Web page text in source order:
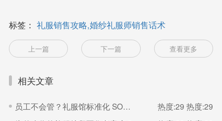
标签： 礼服销售攻略,婚纱礼服师销售话术
上一篇 下一篇 查看更多
相关文章
员工不会管？礼服馆标准化 SOP 直接抄 热度:29 热度:29